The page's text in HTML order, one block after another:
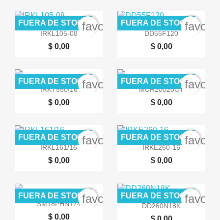
 Vista rápida
IRKL105-08
$ 0,00
FUERA DE STOCKfavorite_border
 Vista rápida
DD55F120
$ 0,00
FUERA DE STOCK
 Vista rápida
IRKT550/16
$ 0,00
FUERA DE STOCKfavorite_border
 Vista rápida
MUR20020CT
$ 0,00
FUERA DE STOCK
 Vista rápida
IRKL161/16
$ 0,00
FUERA DE STOCKfavorite_border
 Vista rápida
IRKE260-16
$ 0,00
FUERA DE STOCK
 Vista rápida
SM18PHN174
$ 0,00
FUERA DE STOCKfavorite_border
 Vista rápida
DD260N18K
FUERA DE STOCK